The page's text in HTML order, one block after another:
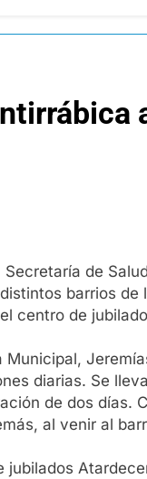
de
barrios
centro de
diarias. Se
de dos días.
al venir al